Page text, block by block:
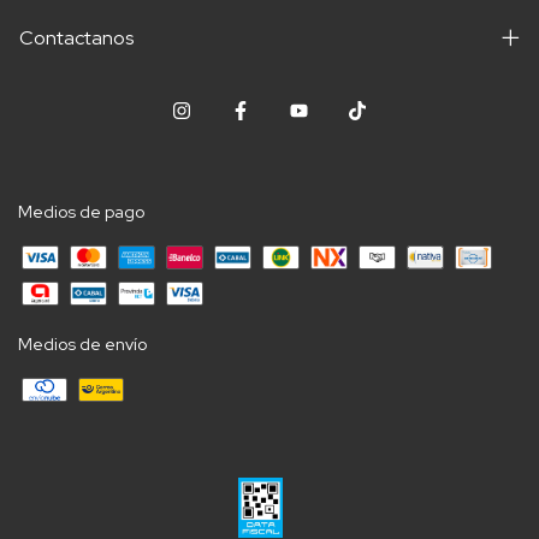
Contactanos
Medios de pago
Medios de envío